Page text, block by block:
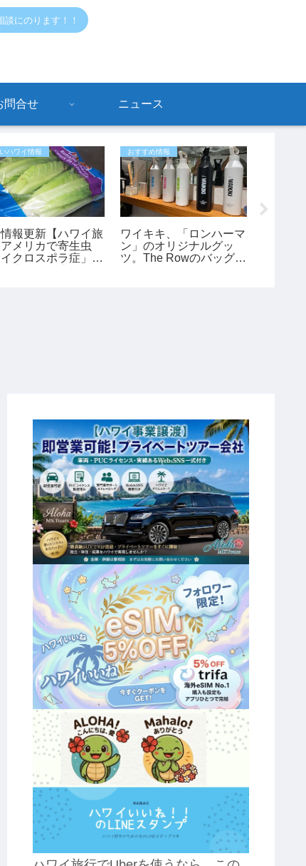
にのります！！
問合せ ニュース
ハワイ情報
報更新【ハワイ旅
メリカで寄生虫
イクロスポラ症」が
おすすめ情報
ワイキキ、「ロンハーマ
ン」のオリジナルグッ
ツ。The Rowのバッグも